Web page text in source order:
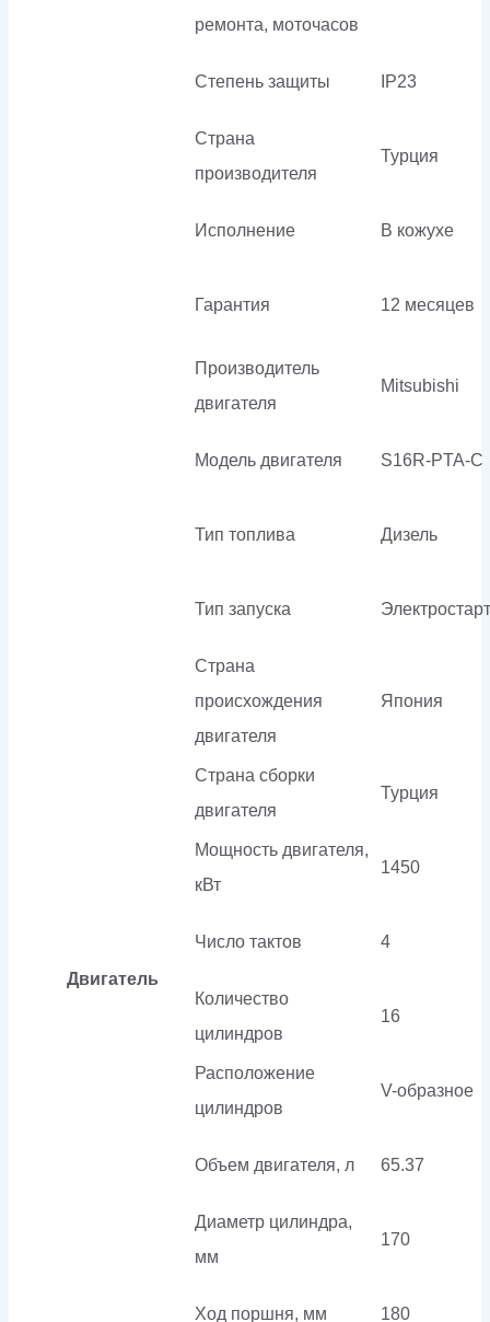
ремонта, моточасов
Степень защиты IP23
Страна
производителя
Турция
Исполнение В кожухе
Гарантия 12 месяцев
Двигатель
Производитель
двигателя
Mitsubishi
Модель двигателя S16R-PTA-C
Тип топлива Дизель
Тип запуска
Страна
происхождения
двигателя
Япония
Страна сборки
двигателя
Турция
Мощность двигателя,
кВт
1450
Число тактов 4
Количество
цилиндров
16
Расположение
цилиндров
V-образное
Объем двигателя, л 65.37
Диаметр цилиндра,
мм
170
Ход поршня, мм 180